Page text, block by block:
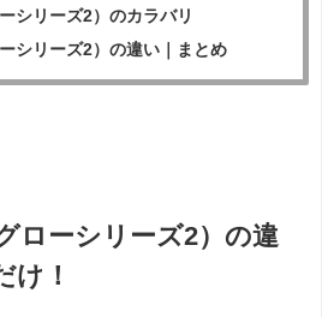
シリーズ2）のカラバリ
シリーズ2）の違い｜まとめ
ローシリーズ2）の違
け！